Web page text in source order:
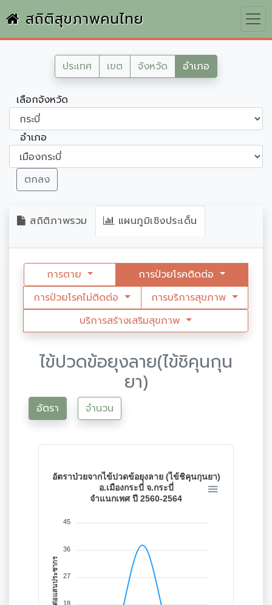
สถิติสุขภาพคนไทย
ประเทศ เขต จังหวัด อำเภอ
เลือกจังหวัด
อำเภอ
ตกลง
สถิติภาพรวม แผนภูมิเชิงประเด็น
การตาย
การป่วยโรคติดต่อ
การป่วยโรคไม่ติดต่อ
การบริการสุขภาพ
บริการสร้างเสริมสุขภาพ
ไข้ปวดข้อยุงลาย(ไข้ชิคุนกุน
ยา)
อัตรา จำนวน